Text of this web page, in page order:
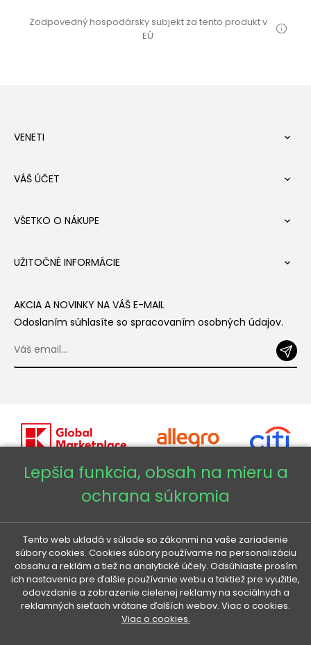
Zodpovedný hospodársky subjekt za tento produkt v
EÚ
VENETI 
VÁŠ ÚČET 
VŠETKO O NÁKUPE 
UŽITOČNÉ INFORMÁCIE 
AKCIA A NOVINKY NA VÁŠ E-MAIL
Odoslaním súhlasíte so spracovaním osobných údajov.
Copyright © 2026 - Veneti™
Veneti SK
Veneti CZ
Veneti DE
Lepšia funkcia, obsah na mieru a
ochrana súkromia
Tento web ukladá v súlade so zákonmi na vaše zariadenie
súbory cookies. Cookies súbory používame na personalizáciu
obsahu a reklám a tiež na analytické účely. Odsúhlaste prosím
ich nastavenia pre ďalšie používanie webu a taktiež pre využitie,
odovzdanie a zobrazenie cielenej reklamy na sociálnych a
reklamných sieťach vrátane ďalších webov. Viac o cookies.
Viac o cookies.